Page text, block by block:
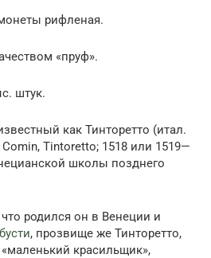
рифленая.
«пруф».
штук.
как Тинторетто (итал.
Tintoretto; 1518 или 1519—
школы позднего
родился он в Венеции и
, прозвище же Тинторетто,
красильщик»,